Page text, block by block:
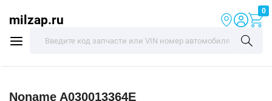
milzap.ru
0
Noname A030013364E